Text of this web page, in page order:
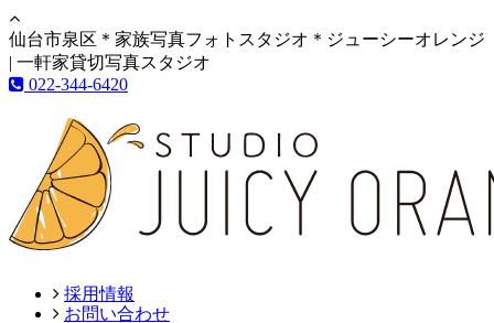
仙台市泉区＊家族写真フォトスタジオ＊ジューシーオレンジ
| 一軒家貸切写真スタジオ
022-344-6420
採用情報
お問い合わせ